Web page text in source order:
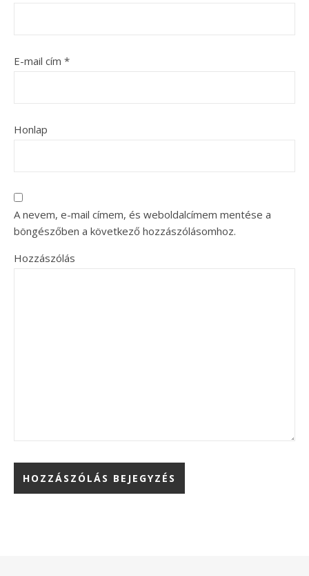
E-mail cím *
Honlap
A nevem, e-mail címem, és weboldalcímem mentése a
böngészőben a következő hozzászólásomhoz.
Hozzászólás